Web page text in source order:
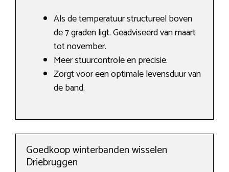
Als de temperatuur structureel boven
de 7 graden ligt. Geadviseerd van maart
tot november.
Meer stuurcontrole en precisie.
Zorgt voor een optimale levensduur van
de band.
Goedkoop winterbanden wisselen
Driebruggen